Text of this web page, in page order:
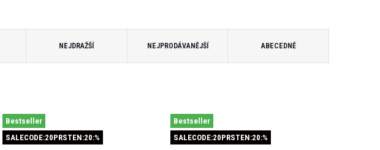
NEJDRAŽŠÍ NEJPRODÁVANĚJŠÍ ABECEDNĚ
Bestseller
SALECODE:20PRSTEN:20:%
Bestseller
SALECODE:20PRSTEN:20:%